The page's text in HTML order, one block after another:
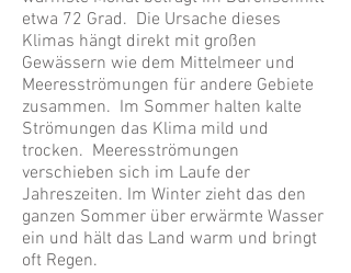
etwa 72 Grad. Die Ursache dieses
Klimas hängt direkt mit großen
Gewässern wie dem Mittelmeer und
Meeresströmungen für andere Gebiete
zusammen. Im Sommer halten kalte
Strömungen das Klima mild und
trocken. Meeresströmungen
verschieben sich im Laufe der
Jahreszeiten. Im Winter zieht das den
ganzen Sommer über erwärmte Wasser
ein und hält das Land warm und bringt
oft Regen.